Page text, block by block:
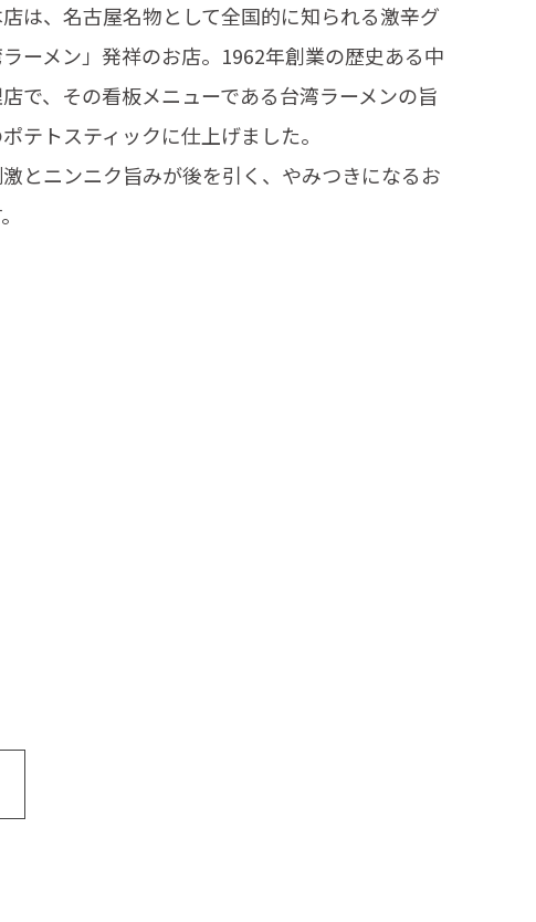
は、名古屋名物として全国的に知られる激辛グ
ーメン」発祥のお店。1962年創業の歴史ある中
で、その看板メニューである台湾ラーメンの旨
テトスティックに仕上げました。
とニンニク旨みが後を引く、やみつきになるお